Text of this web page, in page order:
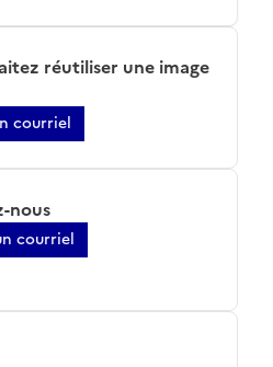
réutiliser une image
courriel
nous
courriel